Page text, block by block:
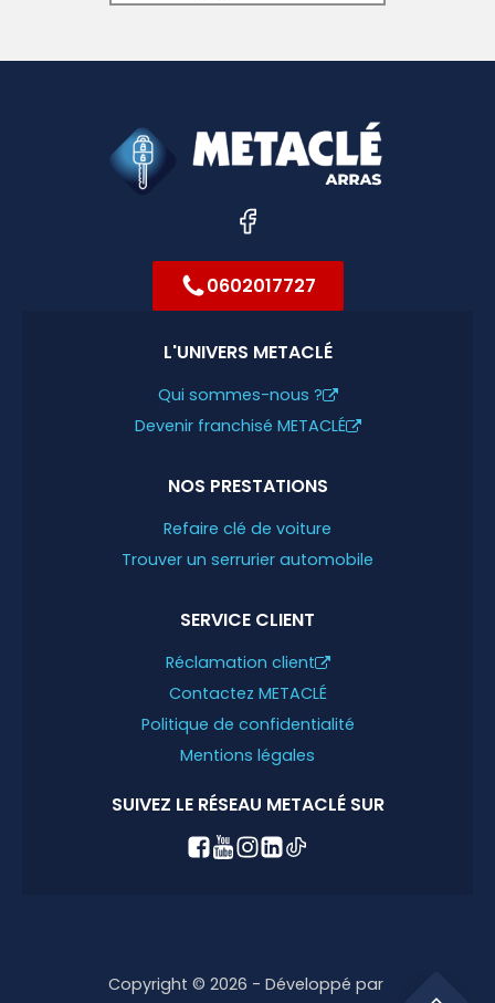
0602017727
L'UNIVERS METACLÉ
Qui sommes-nous ?
Devenir franchisé METACLÉ
NOS PRESTATIONS
Refaire clé de voiture
Trouver un serrurier automobile
SERVICE CLIENT
Réclamation client
Contactez METACLÉ
Politique de confidentialité
Mentions légales
SUIVEZ LE RÉSEAU METACLÉ SUR
Copyright © 2026 - Développé par